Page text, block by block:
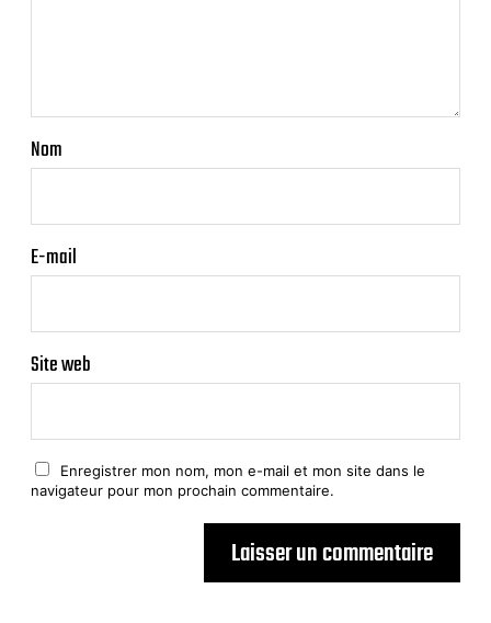
Nom
E-mail
Site web
Enregistrer mon nom, mon e-mail et mon site dans le
navigateur pour mon prochain commentaire.